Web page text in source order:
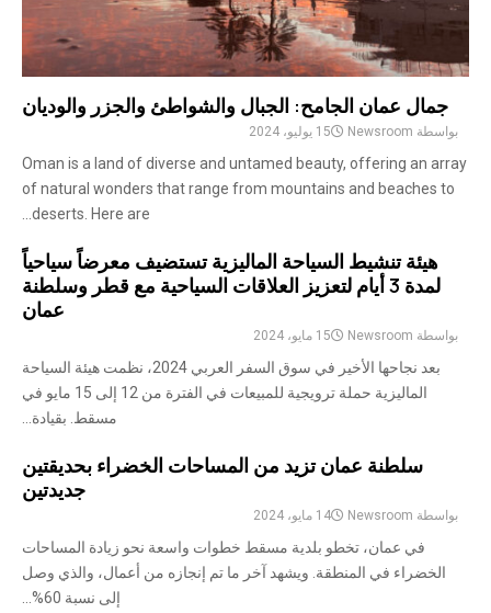
جمال عمان الجامح: الجبال والشواطئ والجزر والوديان
بواسطة Newsroom 15 يوليو، 2024
Oman is a land of diverse and untamed beauty, offering an array
of natural wonders that range from mountains and beaches to
deserts. Here are...
هيئة تنشيط السياحة الماليزية تستضيف معرضاً سياحياً
لمدة 3 أيام لتعزيز العلاقات السياحية مع قطر وسلطنة
عمان
بواسطة Newsroom 15 مايو، 2024
بعد نجاحها الأخير في سوق السفر العربي 2024، نظمت هيئة السياحة
الماليزية حملة ترويجية للمبيعات في الفترة من 12 إلى 15 مايو في
مسقط. بقيادة...
سلطنة عمان تزيد من المساحات الخضراء بحديقتين
جديدتين
بواسطة Newsroom 14 مايو، 2024
في عمان، تخطو بلدية مسقط خطوات واسعة نحو زيادة المساحات
الخضراء في المنطقة. ويشهد آخر ما تم إنجازه من أعمال، والذي وصل
إلى نسبة 60%...